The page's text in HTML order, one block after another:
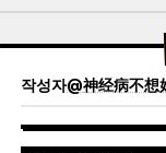
작성자@神经病不想